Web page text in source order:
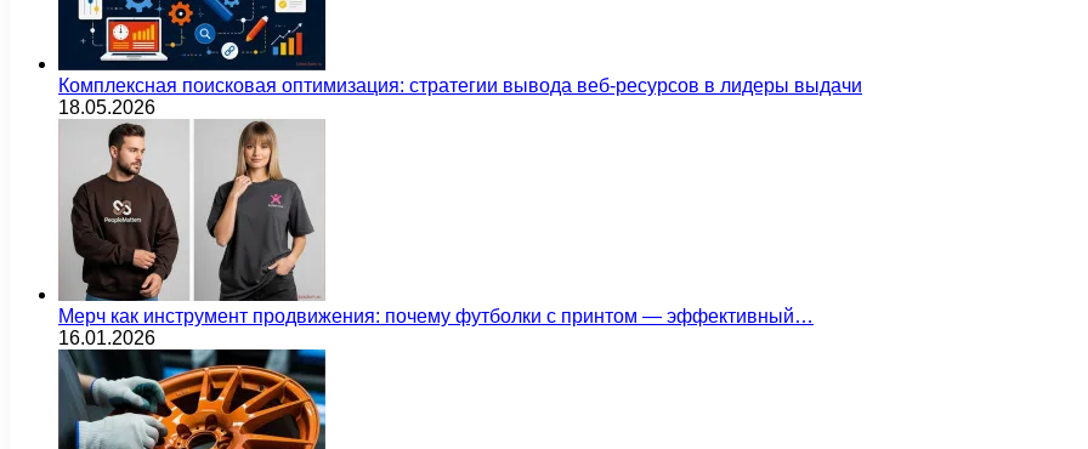
Комплексная поисковая оптимизация: стратегии вывода веб-ресурсов в лидеры выдачи
18.05.2026
Мерч как инструмент продвижения: почему футболки с принтом — эффективный…
16.01.2026